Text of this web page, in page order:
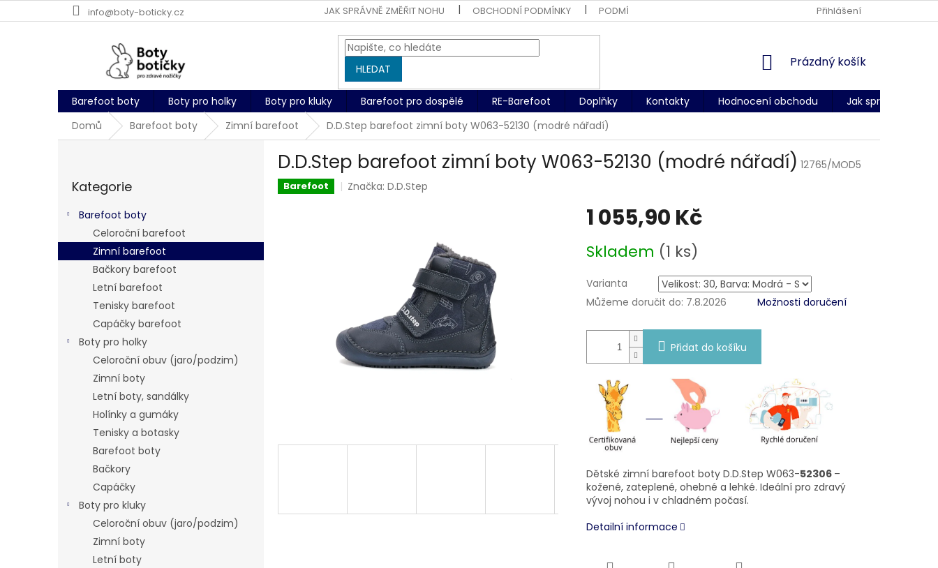
na
info@boty-boticky.cz JAK SPRÁVNĚ ZMĚŘIT NOHU OBCHODNÍ PODMÍNKY PODMÍNKY OCHRANY OSOBNÍCH ÚDAJŮ DODACÍ PODMÍNKY
Přihlášení
HLEDAT
NÁKUPNÍ
Prázdný košík
Barefoot boty Boty pro holky Boty pro kluky Barefoot pro dospělé RE-Barefoot Doplňky Kontakty Hodnocení obchodu
Jak správně
Domů
Barefoot boty Zimní barefoot D.D.Step barefoot zimní boty W063-52130 (modré nářadí)
n
kategorie
Kategorie
Barefoot boty
Celoroční barefoot
Zimní barefoot
Bačkory barefoot
Letní barefoot
Tenisky barefoot
Capáčky barefoot
Boty pro holky
Celoroční obuv (jaro/podzim)
Zimní boty
Letní boty, sandálky
Holínky a gumáky
Tenisky a botasky
Barefoot boty
Bačkory
Capáčky
Boty pro kluky
Celoroční obuv (jaro/podzim)
Zimní boty
Letní boty
D.D.Step barefoot zimní boty W063-52130 (modré nářadí) 12765/MOD5
Barefoot Značka:D.D.Step
1 055,90 Kč
cena:
Skladem (1 ks)
Varianta
Můžeme doručit do: 7.8.2026 Možnosti doručení
Přidat do košíku
Dětské zimní barefoot boty D.D.Step W063-52306 –
kožené, zateplené, ohebné a lehké. Ideální pro zdravý
vývoj nohou i v chladném počasí.
Detailní informace